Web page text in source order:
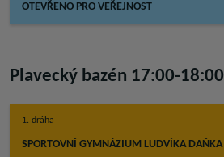
OTEVŘENO PRO VEŘEJNOST
Plavecký bazén 17:00-18:00
1. dráha
SPORTOVNÍ GYMNÁZIUM LUDVÍKA DAŇKA